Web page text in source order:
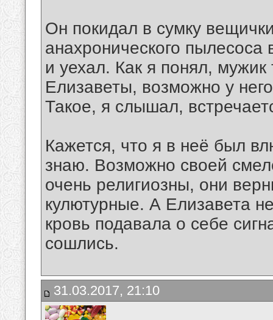
Он покидал в сумку
анахронического
и уехал. Как я понял,
Елизаветы, возможно у
Такое, я слышал,
Кажется, что я в неё был
знаю. Возможно своей
очень религиозны, они
кулютурные. А Елизавета
кровь подавала о себе
сошлись.
31.03.2017, 21:10